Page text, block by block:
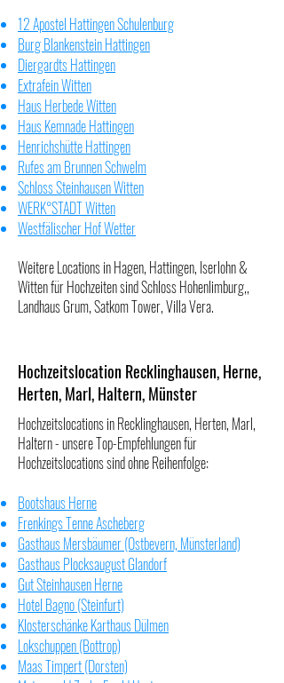
12 Apostel Hattingen Schulenburg
Burg Blankenstein Hattingen
Diergardts Hattingen
Extrafein Witten
Haus Herbede Witten
Haus Kemnade Hattingen
Henrichshütte Hattingen
Rufes am Brunnen Schwelm
Schloss Steinhausen Witten
WERK°STADT Witten
Westfälischer Hof Wetter
Weitere Locations in Hagen, Hattingen, Iserlohn &
Witten für Hochzeiten sindSchloss Hohenlimburg,,
Landhaus Grum,Satkom Tower,Villa Vera.
Hochzeitslocation Recklinghausen, Herne,
Herten, Marl, Haltern, Münster
Hochzeitslocations in Recklinghausen, Herten, Marl,
Haltern - unsere Top-Empfehlungen für
Hochzeitslocations sind ohne Reihenfolge:
Bootshaus Herne
Frenkings Tenne Ascheberg
Gasthaus Mersbäumer (Ostbevern, Münsterland)
Gasthaus Plocksaugust Glandorf
Gut Steinhausen Herne
Hotel Bagno (Steinfurt)
Klosterschänke Karthaus Dülmen
Lokschuppen (Bottrop)
Maas Timpert (Dorsten)